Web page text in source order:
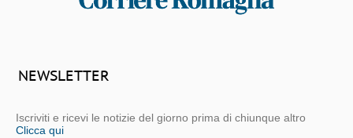
NEWSLETTER
Iscriviti e ricevi le notizie del giorno prima di chiunque altro
Clicca qui